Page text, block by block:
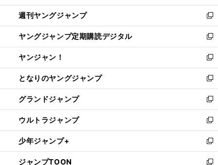
開
く
ウ
で
開
く
ン
ド
ウ
で
開
く
ウ
ィ
ン
ド
ウ
で
開
く
週刊ヤングジャンプ
新
し
い
ウ
ィ
ン
ド
ウ
で
開
く
ヤングジャンプ定期購読デジタル
新
し
い
ウ
ィ
ン
ド
ウ
で
開
く
ヤンジャン！
新
し
い
ウ
ィ
ン
ド
ウ
で
開
く
となりのヤングジャンプ
新
し
い
ウ
ィ
ン
ド
ウ
で
グランドジャンプ
新
し
い
ウ
ィ
ン
ド
ウルトラジャンプ
新
し
い
ウ
ィ
少年ジャンプ+
新
し
ジャンプTOON